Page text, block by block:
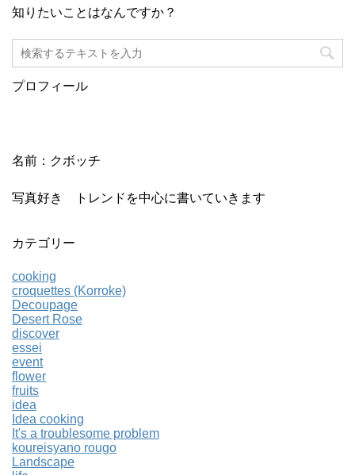
知りたいことはなんですか？
プロフィール
名前：クボッチ
写真好き トレンドを中心に書いていきます
カテゴリー
cooking
croquettes (Korroke)
Decoupage
Desert Rose
discover
essei
event
flower
fruits
idea
Idea cooking
It's a troublesome problem
koureisyano rougo
Landscape